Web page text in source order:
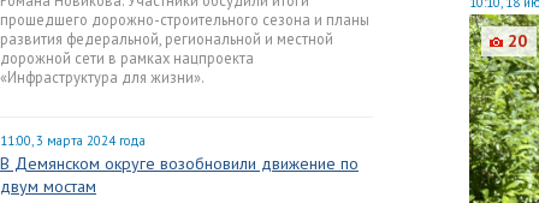
прошедшего дорожно-строительного сезона и планы
развития федеральной, региональной и местной
дорожной сети в рамках нацпроекта
«Инфраструктура для жизни».
11:00, 3 марта 2024 года
В Демянском округе возобновили движение по
двум мостам
20